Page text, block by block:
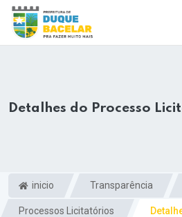
Detalhes do Processo
inicio Transparência
Processos Licitatórios